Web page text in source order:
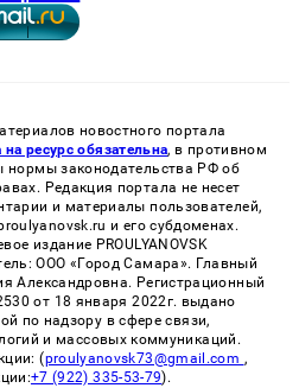
новостного портала
ресурс обязательна, в противном
нормы законодательства РФ об
Редакция портала не несет
и материалы пользователей,
и его субдоменах.
издание PROULYANOVSK
ООО «Город Самара». Главный
Александровна. Регистрационный
от 18 января 2022г. выдано
по надзору в сфере связи,
и массовых коммуникаций.
(proulyanovsk73@gmail.com ,
+7 (922) 335-53-79).